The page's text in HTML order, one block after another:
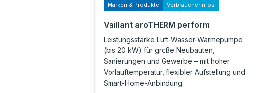
Marken & Produkte Verbraucherinfos
Vaillant aroTHERM perform
Leistungsstarke Luft-Wasser-Wärmepumpe
(bis 20 kW) für große Neubauten,
Sanierungen und Gewerbe – mit hoher
Vorlauftemperatur, flexibler Aufstellung und
Smart-Home-Anbindung.